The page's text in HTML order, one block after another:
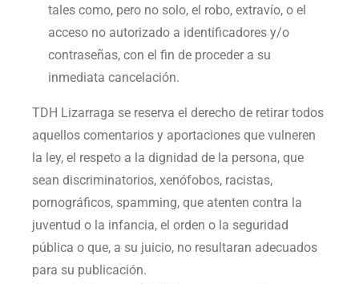
tales como, pero no solo, el robo, extravío, o el
acceso no autorizado a identificadores y/o
contraseñas, con el fin de proceder a su
inmediata cancelación.
TDH Lizarraga se reserva el derecho de retirar todos
aquellos comentarios y aportaciones que vulneren
la ley, el respeto a la dignidad de la persona, que
sean discriminatorios, xenófobos, racistas,
pornográficos, spamming, que atenten contra la
juventud o la infancia, el orden o la seguridad
pública o que, a su juicio, no resultaran adecuados
para su publicación.